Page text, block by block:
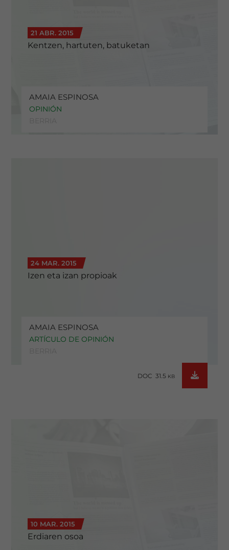
21 ABR. 2015
Kentzen, hartuten, batuketan
AMAIA ESPINOSA
OPINIÓN
24 MAR. 2015
Izen eta izan propioak
AMAIA ESPINOSA
ARTÍCULO DE OPINIÓN
DOC 31.5 KB
10 MAR. 2015
Erdiaren osoa